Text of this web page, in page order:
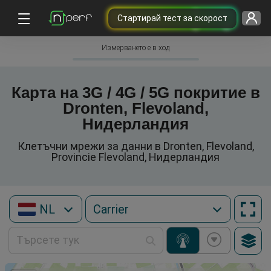
Cтартирай тест за скорост
Измерването е в ход
Карта на 3G / 4G / 5G покритие в
Dronten, Flevoland,
Нидерландия
Клетъчни мрежи за данни в Dronten, Flevoland,
Provincie Flevoland, Нидерландия
NL